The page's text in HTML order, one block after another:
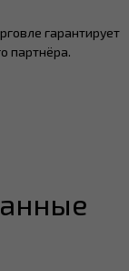
гарантирует
партнёра.